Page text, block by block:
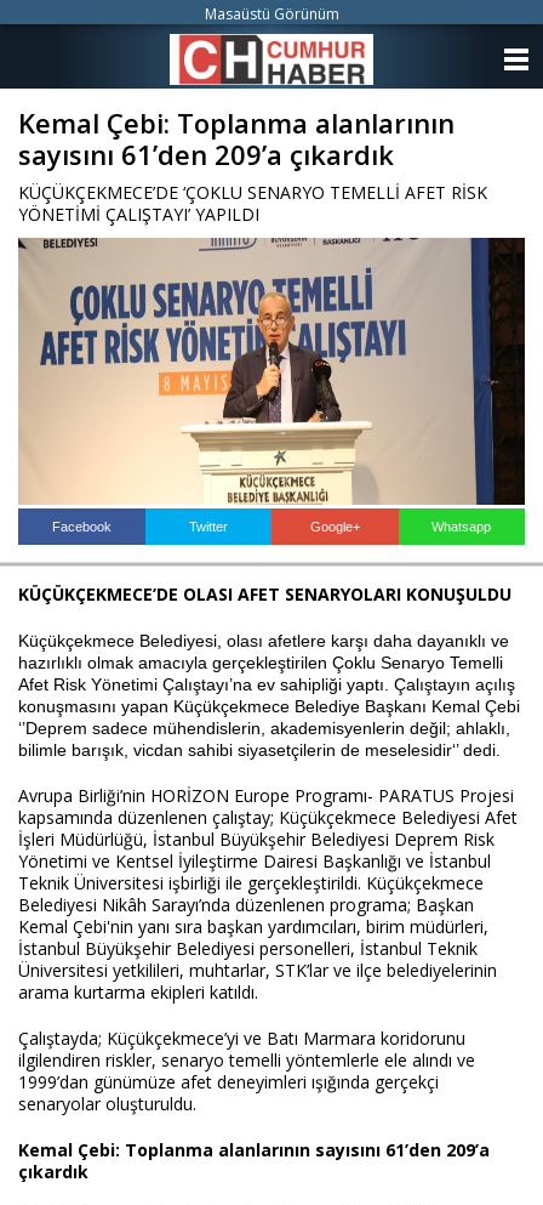
Kemal Çebi: Toplanma alanlarının
sayısını 61’den 209’a çıkardık
KÜÇÜKÇEKMECE’DE ‘ÇOKLU SENARYO TEMELLİ AFET RİSK
YÖNETİMİ ÇALIŞTAYI’ YAPILDI
Facebook Twitter Google+ Whatsapp
KÜÇÜKÇEKMECE’DE OLASI AFET SENARYOLARI KONUŞULDU
Küçükçekmece Belediyesi, olası afetlere karşı daha dayanıklı ve
hazırlıklı olmak amacıyla gerçekleştirilen Çoklu Senaryo Temelli
Afet Risk Yönetimi Çalıştayı’na ev sahipliği yaptı. Çalıştayın açılış
konuşmasını yapan Küçükçekmece Belediye Başkanı Kemal Çebi
‘’Deprem sadece mühendislerin, akademisyenlerin değil; ahlaklı,
bilimle barışık, vicdan sahibi siyasetçilerin de meselesidir‘’ dedi.
Avrupa Birliği’nin HORİZON Europe Programı- PARATUS Projesi
kapsamında düzenlenen çalıştay; Küçükçekmece Belediyesi Afet
İşleri Müdürlüğü, İstanbul Büyükşehir Belediyesi Deprem Risk
Yönetimi ve Kentsel İyileştirme Dairesi Başkanlığı ve İstanbul
Teknik Üniversitesi işbirliği ile gerçekleştirildi. Küçükçekmece
Belediyesi Nikâh Sarayı’nda düzenlenen programa; Başkan
Kemal Çebi'nin yanı sıra başkan yardımcıları, birim müdürleri,
İstanbul Büyükşehir Belediyesi personelleri, İstanbul Teknik
Üniversitesi yetkilileri, muhtarlar, STK’lar ve ilçe belediyelerinin
arama kurtarma ekipleri katıldı.
Çalıştayda; Küçükçekmece’yi ve Batı Marmara koridorunu
ilgilendiren riskler, senaryo temelli yöntemlerle ele alındı ve
1999’dan günümüze afet deneyimleri ışığında gerçekçi
senaryolar oluşturuldu.
Kemal Çebi: Toplanma alanlarının sayısını 61’den 209’a
çıkardık
Masaüstü Görünüm
KATEGORİLER
VİDEO GALERİ
İLETİŞİM
Haberin Doğru Adresi.